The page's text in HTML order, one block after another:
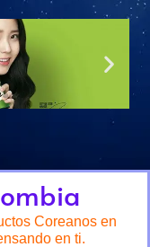
Coreanos en
en ti.